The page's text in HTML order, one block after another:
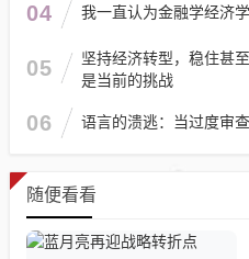
04 我一直认为金融学经济
05
坚持经济转型，稳住甚
是当前的挑战
06 语言的溃逃：当过度审
随便看看